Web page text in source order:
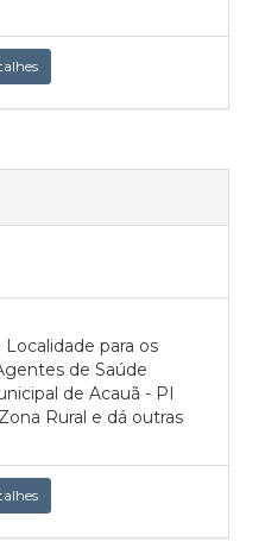
para os
de Saúde
de Acauã - PI
Rural e dá outras